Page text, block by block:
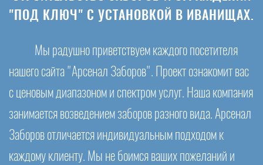
"ПОД КЛЮЧ" С УСТАНОВКОЙ В ИВАНИЩАХ.
Мы радушно приветствуем каждого посетителя
нашего сайта "Арсенал Заборов". Проект ознакомит вас
с ценовым диапазоном и спектром услуг. Наша компания
занимается возведением заборов разного вида. Арсенал
Заборов отличается индивидуальным подходом к
каждому клиенту. Мы не боимся ваших пожеланий и